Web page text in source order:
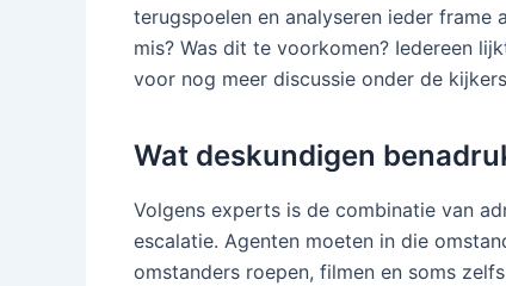
terugspoelen en analyseren ieder frame
mis? Was dit te voorkomen? Iedereen
voor nog meer discussie onder de
Wat deskundigen
Volgens experts is de combinatie van
escalatie. Agenten moeten in die
omstanders roepen, filmen en soms